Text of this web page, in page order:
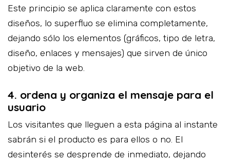
Este principio se aplica claramente con estos
diseños, lo superfluo se elimina completamente,
dejando sólo los elementos (gráficos, tipo de letra,
diseño, enlaces y mensajes) que sirven de único
objetivo de la web.
4. ordena y organiza el mensaje para el
usuario
Los visitantes que lleguen a esta página al instante
sabrán si el producto es para ellos o no. El
desinterés se desprende de inmediato, dejando